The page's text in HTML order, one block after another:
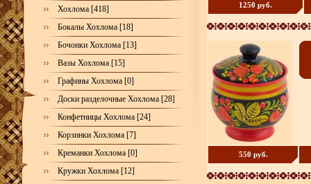
Хохлома [418]
Бокалы Хохлома [18]
Бочонки Хохлома [13]
Вазы Хохлома [15]
Графины Хохлома [0]
Доски разделочные Хохлома [28]
Конфетницы Хохлома [24]
Корзинки Хохлома [7]
Креманки Хохлома [0]
Кружки Хохлома [12]
1250 руб.
550 руб.